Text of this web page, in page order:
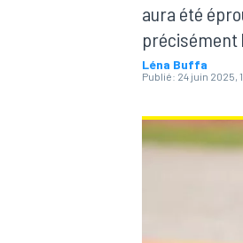
aura été
précisément
Léna Buffa
Publié: 24 juin 2025,